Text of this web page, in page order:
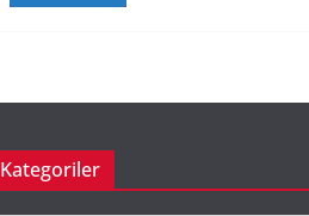
Kategoriler